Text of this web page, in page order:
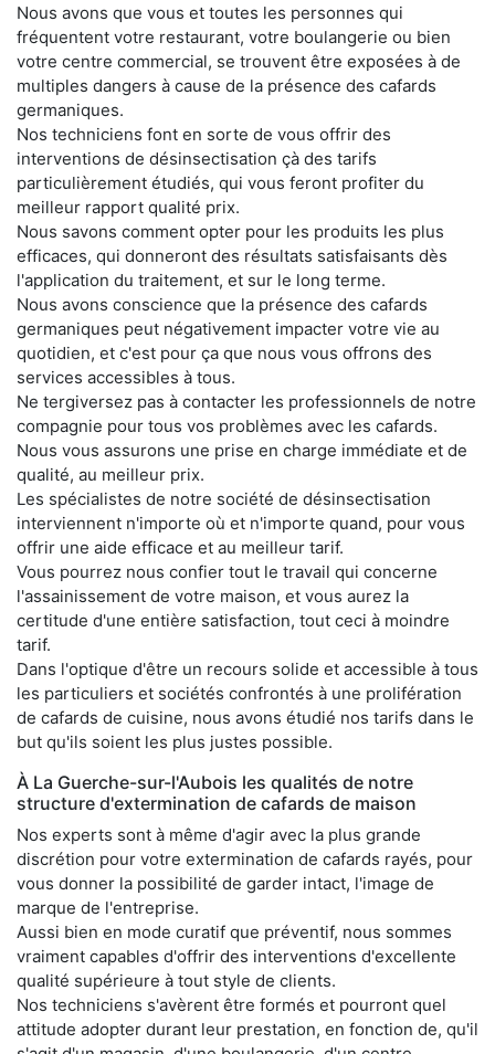
Nous avons que vous et toutes les personnes qui
fréquentent votre restaurant, votre boulangerie ou bien
votre centre commercial, se trouvent être exposées à de
multiples dangers à cause de la présence des cafards
germaniques.
Nos techniciens font en sorte de vous offrir des
interventions de désinsectisation çà des tarifs
particulièrement étudiés, qui vous feront profiter du
meilleur rapport qualité prix.
Nous savons comment opter pour les produits les plus
efficaces, qui donneront des résultats satisfaisants dès
l'application du traitement, et sur le long terme.
Nous avons conscience que la présence des cafards
germaniques peut négativement impacter votre vie au
quotidien, et c'est pour ça que nous vous offrons des
services accessibles à tous.
Ne tergiversez pas à contacter les professionnels de notre
compagnie pour tous vos problèmes avec les cafards.
Nous vous assurons une prise en charge immédiate et de
qualité, au meilleur prix.
Les spécialistes de notre société de désinsectisation
interviennent n'importe où et n'importe quand, pour vous
offrir une aide efficace et au meilleur tarif.
Vous pourrez nous confier tout le travail qui concerne
l'assainissement de votre maison, et vous aurez la
certitude d'une entière satisfaction, tout ceci à moindre
tarif.
Dans l'optique d'être un recours solide et accessible à tous
les particuliers et sociétés confrontés à une prolifération
de cafards de cuisine, nous avons étudié nos tarifs dans le
but qu'ils soient les plus justes possible.
À La Guerche-sur-l'Aubois les qualités de notre
structure d'extermination de cafards de maison
Nos experts sont à même d'agir avec la plus grande
discrétion pour votre extermination de cafards rayés, pour
vous donner la possibilité de garder intact, l'image de
marque de l'entreprise.
Aussi bien en mode curatif que préventif, nous sommes
vraiment capables d'offrir des interventions d'excellente
qualité supérieure à tout style de clients.
Nos techniciens s'avèrent être formés et pourront quel
attitude adopter durant leur prestation, en fonction de, qu'il